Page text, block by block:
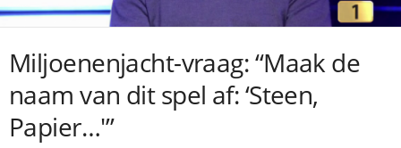
Miljoenenjacht-vraag: “Maak de
naam van dit spel af: ‘Steen,
Papier…'”